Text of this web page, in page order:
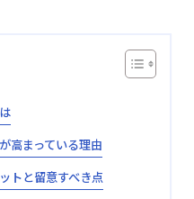
高まっている理由
トと留意すべき点